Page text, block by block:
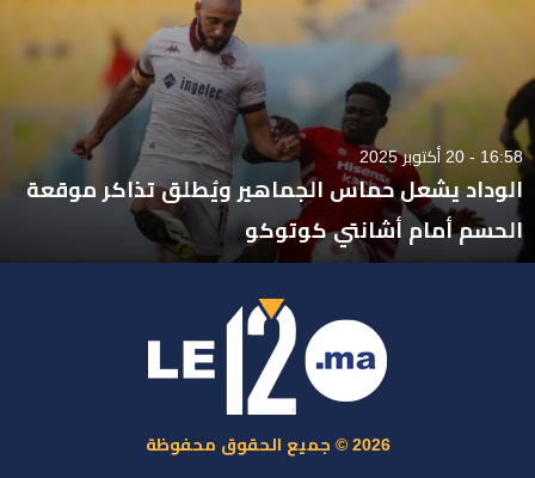
16:58 - 20 أكتوبر 2025
الوداد يشعل حماس الجماهير ويُطلق تذاكر موقعة
الحسم أمام أشانتي كوتوكو
2026 © جميع الحقوق محفوظة